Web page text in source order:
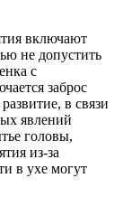
включают
не допустить
с
заброс
в связи
явлений
головы,
из-за
в ухе могут